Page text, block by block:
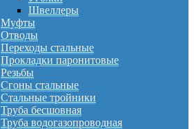
Швеллеры
Муфты
Отводы
Переходы стальные
Прокладки паронитовые
Резьбы
Сгоны стальные
Стальные тройники
Труба бесшовная
Труба водогазопроводная